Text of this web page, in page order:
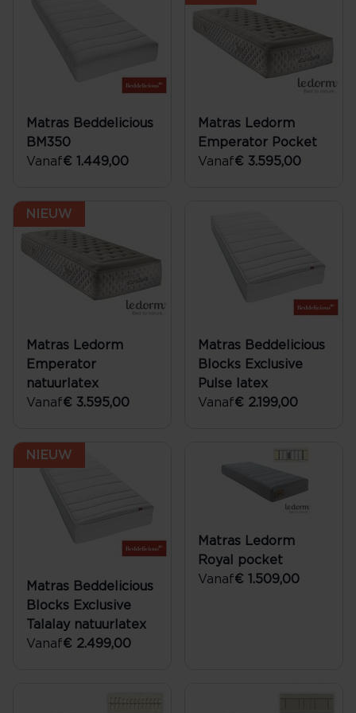
Matras Beddelicious
BM350
Vanaf€ 1.449,00
Matras Ledorm
Emperator Pocket
Vanaf€ 3.595,00
NIEUW
Matras Ledorm
Emperator
natuurlatex
Vanaf€ 3.595,00
Matras Beddelicious
Blocks Exclusive
Pulse latex
Vanaf€ 2.199,00
NIEUW
Matras Beddelicious
Blocks Exclusive
Talalay natuurlatex
Vanaf€ 2.499,00
Matras Ledorm
Royal pocket
Vanaf€ 1.509,00